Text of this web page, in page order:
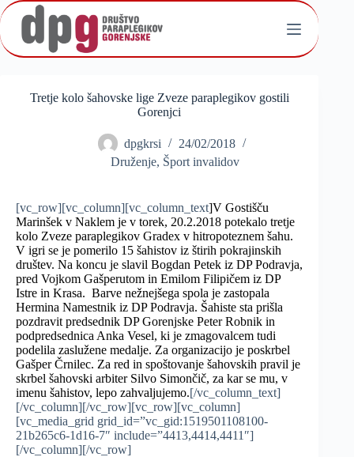
Skip
to
content
Tretje kolo šahovske lige Zveze paraplegikov gostili
Gorenjci
dpgkrsi
24/02/2018
Druženje, Šport invalidov
[vc_row][vc_column][vc_column_text]V Gostišču
Marinšek v Naklem je v torek, 20.2.2018 potekalo tretje
kolo Zveze paraplegikov Gradex v hitropoteznem šahu.
V igri se je pomerilo 15 šahistov iz štirih pokrajinskih
društev. Na koncu je slavil Bogdan Petek iz DP Podravja,
pred Vojkom Gašperutom in Emilom Filipičem iz DP
Istre in Krasa. Barve nežnejšega spola je zastopala
Hermina Namestnik iz DP Podravja. Šahiste sta prišla
pozdravit predsednik DP Gorenjske Peter Robnik in
podpredsednica Anka Vesel, ki je zmagovalcem tudi
podelila zaslužene medalje. Za organizacijo je poskrbel
Gašper Črnilec. Za red in spoštovanje šahovskih pravil je
skrbel šahovski arbiter Silvo Simončič, za kar se mu, v
imenu šahistov, lepo zahvaljujemo.[/vc_column_text]
[/vc_column][/vc_row][vc_row][vc_column]
[vc_media_grid grid_id=”vc_gid:1519501108100-
21b265c6-1d16-7″ include=”4413,4414,4411″]
[/vc_column][/vc_row]